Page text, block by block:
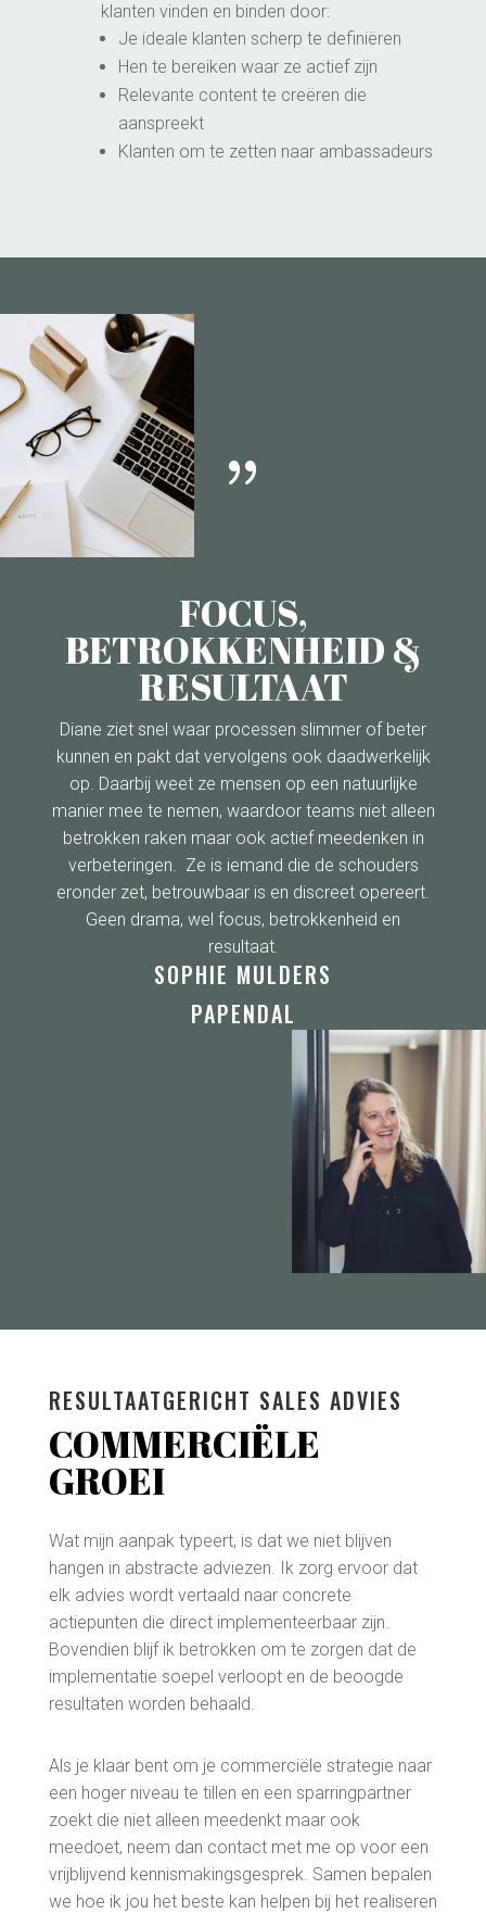
klanten vinden en binden door:
Je ideale klanten scherp te definiëren
Hen te bereiken waar ze actief zijn
Relevante content te creëren die
aanspreekt
Klanten om te zetten naar ambassadeurs
{
FOCUS,
BETROKKENHEID &
RESULTAAT
Diane ziet snel waar processen slimmer of beter
kunnen en pakt dat vervolgens ook daadwerkelijk
op. Daarbij weet ze mensen op een natuurlijke
manier mee te nemen, waardoor teams niet alleen
betrokken raken maar ook actief meedenken in
verbeteringen. Ze is iemand die de schouders
eronder zet, betrouwbaar is en discreet opereert.
Geen drama, wel focus, betrokkenheid en
resultaat.
SOPHIE MULDERS
PAPENDAL
RESULTAATGERICHT SALES ADVIES
COMMERCIËLE
GROEI
Wat mijn aanpak typeert, is dat we niet blijven
hangen in abstracte adviezen. Ik zorg ervoor dat
elk advies wordt vertaald naar concrete
actiepunten die direct implementeerbaar zijn.
Bovendien blijf ik betrokken om te zorgen dat de
implementatie soepel verloopt en de beoogde
resultaten worden behaald.
Als je klaar bent om je commerciële strategie naar
een hoger niveau te tillen en een sparringpartner
zoekt die niet alleen meedenkt maar ook
meedoet, neem dan contact met me op voor een
vrijblijvend kennismakingsgesprek. Samen bepalen
we hoe ik jou het beste kan helpen bij het realiseren